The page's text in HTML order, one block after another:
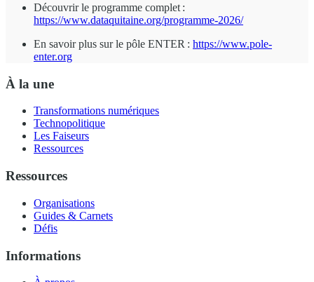
Découvrir le programme complet :
https://www.dataquitaine.org/programme-2026/
En savoir plus sur le pôle ENTER : https://www.pole-
enter.org
À la une
Transformations numériques
Technopolitique
Les Faiseurs
Ressources
Ressources
Organisations
Guides & Carnets
Défis
Informations